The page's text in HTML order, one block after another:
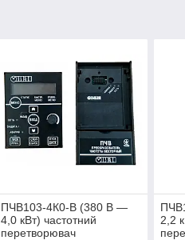
ПЧВ103-4К0-В (380 В —
4,0 кВт) частотний
перетворювач
2,2